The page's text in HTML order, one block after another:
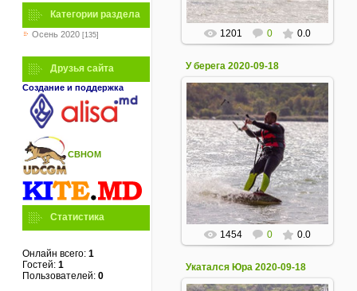
Категории раздела
Осень 2020 [135]
Друзья сайта
Создание и поддержка
СВНОМ
Статистика
Онлайн всего: 1
Гостей: 1
Пользователей: 0
1201 0 0.0
У берега 2020-09-18
19 Сентября 2020
1454 0 0.0
Укатался Юра 2020-09-18